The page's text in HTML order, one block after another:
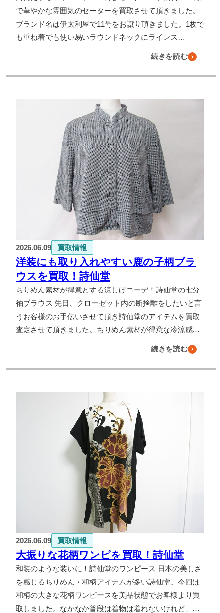
で華やかな雰囲気のセーターを買取させて頂きました。
ブランド名は伊太利屋で11号をお譲り頂きました。1枚で
も重ね着でも使い易いラウンドネックにラインス…
続きを読む
2026.06.09 買取情報
洋装にも取り入れやすい鹿の子柄ブラ
ウスを買取！詩仙堂
ちりめん素材が得意とする涼しげコーデ！詩仙堂の七分
袖ブラウス 先日、クローゼット内の断捨離をしたいと言
うお客様のお手伝いさせて頂き詩仙堂のアイテムを買取
査定させて頂きました。ちりめん素材が得意な冷涼感…
続きを読む
2026.06.09 買取情報
大振りな花柄ワンピを買取！詩仙堂
和装のような装いに！詩仙堂のワンピース 日本の美しさ
を感じるちりめん・和柄アイテムが多い詩仙堂。今回は
和柄の大きな花柄ワンピースを美品状態でお客様より買
取しました。なかなか普段は着物は着れないけれど、…